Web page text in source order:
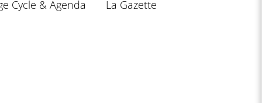
Cycle & Agenda La Gazette